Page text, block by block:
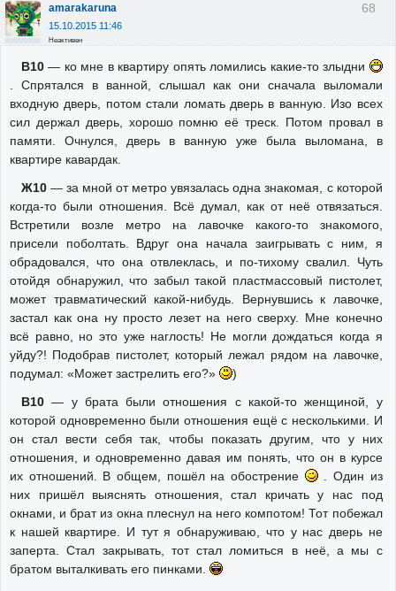
68
amarakaruna
15.10.2015 11:46
Неактивен
В10— ко мне в квартиру опять ломились какие-то злыдни
. Спрятался в ванной, слышал как они сначала выломали
входную дверь, потом стали ломать дверь в ванную. Изо всех
сил держал дверь, хорошо помню её треск. Потом провал в
памяти. Очнулся, дверь в ванную уже была выломана, в
квартире кавардак.
Ж10— за мной от метро увязалась одна знакомая, с которой
когда-то были отношения. Всё думал, как от неё отвязаться.
Встретили возле метро на лавочке какого-то знакомого,
присели поболтать. Вдруг она начала заигрывать с ним, я
обрадовался, что она отвлеклась, и по-тихому свалил. Чуть
отойдя обнаружил, что забыл такой пластмассовый пистолет,
может травматический какой-нибудь. Вернувшись к лавочке,
застал как она ну просто лезет на него сверху. Мне конечно
всё равно, но это уже наглость! Не могли дождаться когда я
уйду?! Подобрав пистолет, который лежал рядом на лавочке,
подумал: «Может застрелить его?»
)
В10— у брата были отношения с какой-то женщиной, у
которой одновременно были отношения ещё с несколькими. И
он стал вести себя так, чтобы показать другим, что у них
отношения, и одновременно давая им понять, что он в курсе
их отношений. В общем, пошёл на обострение
. Один из
них пришёл выяснять отношения, стал кричать у нас под
окнами, и брат из окна плеснул на него компотом! Тот побежал
к нашей квартире. И тут я обнаруживаю, что у нас дверь не
заперта. Стал закрывать, тот стал ломиться в неё, а мы с
братом выталкивать его пинками.